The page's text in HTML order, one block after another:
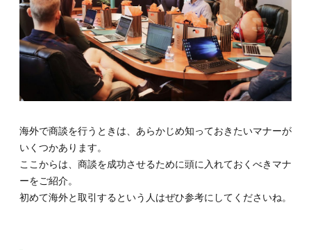
海外で商談を行うときは、あらかじめ知っておきたいマナーが
いくつかあります。
ここからは、商談を成功させるために頭に入れておくべきマナ
ーをご紹介。
初めて海外と取引するという人はぜひ参考にしてくださいね。